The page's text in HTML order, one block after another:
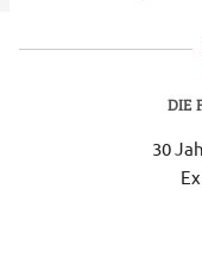
DIE
30